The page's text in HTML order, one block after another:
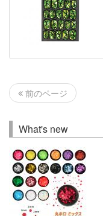
前のページ
What's new